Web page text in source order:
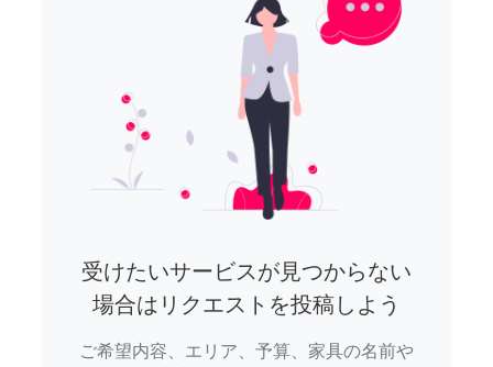
受けたいサービスが見つからない
場合はリクエストを投稿しよう
ご希望内容、エリア、予算、家具の名前や